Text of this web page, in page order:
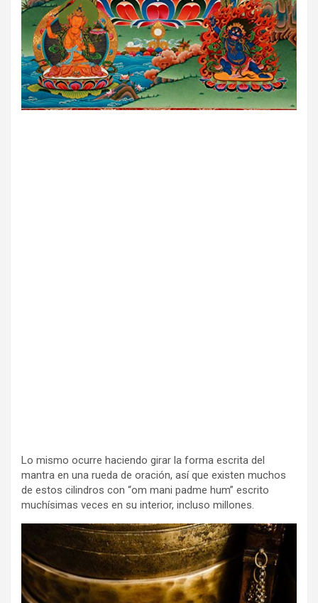
Lo mismo ocurre haciendo girar la forma escrita del
mantra en una rueda de oración, así que existen muchos
de estos cilindros con “om mani padme hum” escrito
muchísimas veces en su interior, incluso millones.